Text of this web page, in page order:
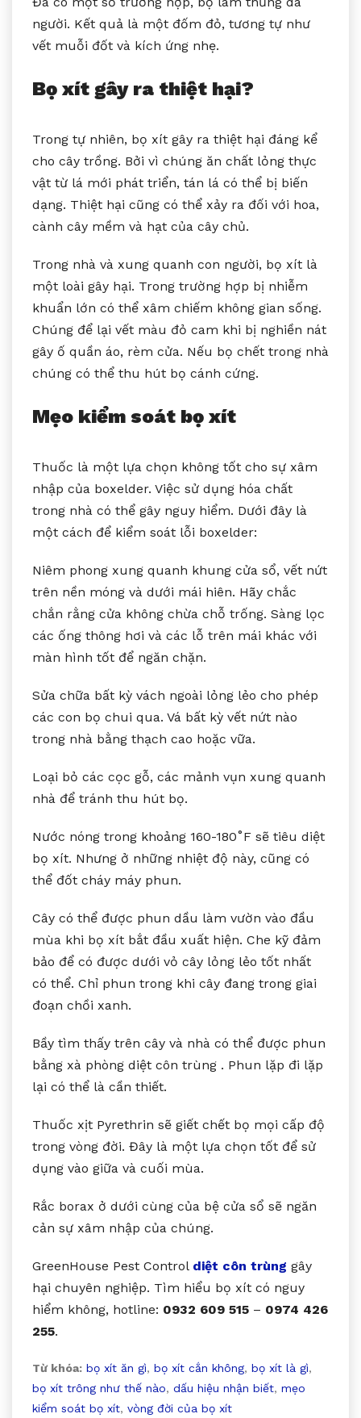
người. Kết quả là một đốm đỏ, tương tự như
vết muỗi đốt và kích ứng nhẹ.
Bọ xít gây ra thiệt hại?
Trong tự nhiên, bọ xít gây ra thiệt hại đáng kể
cho cây trồng. Bởi vì chúng ăn chất lỏng thực
vật từ lá mới phát triển, tán lá có thể bị biến
dạng. Thiệt hại cũng có thể xảy ra đối với hoa,
cành cây mềm và hạt của cây chủ.
Trong nhà và xung quanh con người, bọ xít là
một loài gây hại. Trong trường hợp bị nhiễm
khuẩn lớn có thể xâm chiếm không gian sống.
Chúng để lại vết màu đỏ cam khi bị nghiền nát
gây ố quần áo, rèm cửa. Nếu bọ chết trong nhà
chúng có thể thu hút bọ cánh cứng.
Mẹo kiểm soát bọ xít
Thuốc là một lựa chọn không tốt cho sự xâm
nhập của boxelder. Việc sử dụng hóa chất
trong nhà có thể gây nguy hiểm. Dưới đây là
một cách để kiểm soát lỗi boxelder:
Niêm phong xung quanh khung cửa sổ, vết nứt
trên nền móng và dưới mái hiên. Hãy chắc
chắn rằng cửa không chừa chỗ trống. Sàng lọc
các ống thông hơi và các lỗ trên mái khác với
màn hình tốt để ngăn chặn.
Sửa chữa bất kỳ vách ngoài lỏng lẻo cho phép
các con bọ chui qua. Vá bất kỳ vết nứt nào
trong nhà bằng thạch cao hoặc vữa.
Loại bỏ các cọc gỗ, các mảnh vụn xung quanh
nhà để tránh thu hút bọ.
Nước nóng trong khoảng 160-180˚F sẽ tiêu diệt
bọ xít. Nhưng ở những nhiệt độ này, cũng có
thể đốt cháy máy phun.
Cây có thể được phun dầu làm vườn vào đầu
mùa khi bọ xít bắt đầu xuất hiện. Che kỹ đảm
bảo để có được dưới vỏ cây lỏng lẻo tốt nhất
có thể. Chỉ phun trong khi cây đang trong giai
đoạn chồi xanh.
Bầy tìm thấy trên cây và nhà có thể được phun
bằng xà phòng diệt côn trùng . Phun lặp đi lặp
lại có thể là cần thiết.
Thuốc xịt Pyrethrin sẽ giết chết bọ mọi cấp độ
trong vòng đời. Đây là một lựa chọn tốt để sử
dụng vào giữa và cuối mùa.
Rắc borax ở dưới cùng của bệ cửa sổ sẽ ngăn
cản sự xâm nhập của chúng.
GreenHouse Pest Control diệt côn trùng gây
hại chuyên nghiệp. Tìm hiểu bọ xít có nguy
hiểm không, hotline: 0932 609 515 – 0974 426
255.
Từ khóa: bọ xít ăn gì, bọ xít cắn không, bọ xít là gì,
bọ xít trông như thế nào, dấu hiệu nhận biết, mẹo
kiểm soát bọ xít, vòng đời của bọ xít